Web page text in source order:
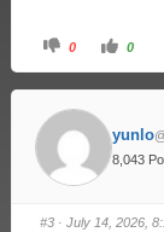
0 0
yunlo
8,043
#3 · July 14, 2026,